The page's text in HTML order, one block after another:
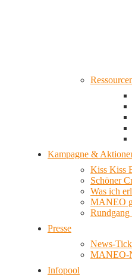
Kampagne &
Kiss Kiss
Schöner
Was ich
MANEO
Presse
News-
MANEO-
Infopool